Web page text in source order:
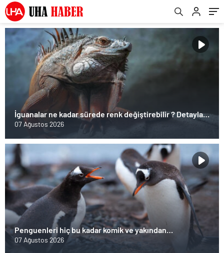
İguanalar ne kadar sürede renk değiştirebilir ? Detaylar
burada…
07 Ağustos 2026
Penguenleri hiç bu kadar komik ve yakından
görmemiştiniz
07 Ağustos 2026